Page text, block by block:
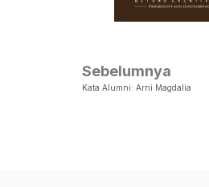
Sebelumnya
Kata Alumni: Arni Magdalia